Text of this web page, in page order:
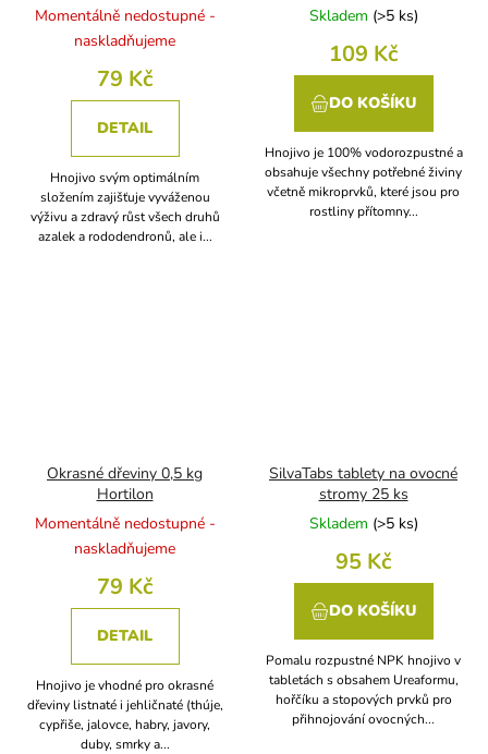
Momentálně nedostupné -
naskladňujeme
79 Kč
DETAIL
Hnojivo svým optimálním
složením zajišťuje vyváženou
výživu a zdravý růst všech druhů
azalek a rododendronů, ale i...
Skladem (>5 ks)
109 Kč
DO KOŠÍKU
Hnojivo je 100% vodorozpustné a
obsahuje všechny potřebné živiny
včetně mikroprvků, které jsou pro
rostliny přítomny...
Okrasné dřeviny 0,5 kg
Hortilon
Momentálně nedostupné -
naskladňujeme
79 Kč
DETAIL
Hnojivo je vhodné pro okrasné
dřeviny listnaté i jehličnaté (thúje,
cypřiše, jalovce, habry, javory,
duby, smrky a...
SilvaTabs tablety na ovocné
stromy 25 ks
Skladem (>5 ks)
95 Kč
DO KOŠÍKU
Pomalu rozpustné NPK hnojivo v
tabletách s obsahem Ureaformu,
hořčíku a stopových prvků pro
přihnojování ovocných...